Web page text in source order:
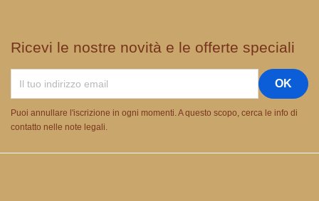
Ricevi le nostre novità e le offerte speciali
Puoi annullare l'iscrizione in ogni momenti. A questo scopo, cerca le info di
contatto nelle note legali.